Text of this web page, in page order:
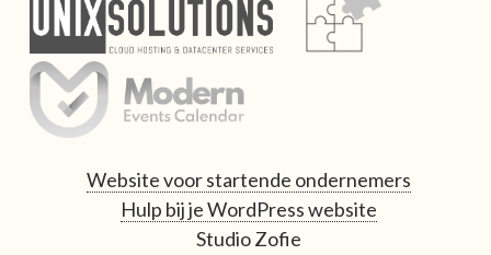
Website voor startende ondernemers
Hulp bij je WordPress website
Studio Zofie